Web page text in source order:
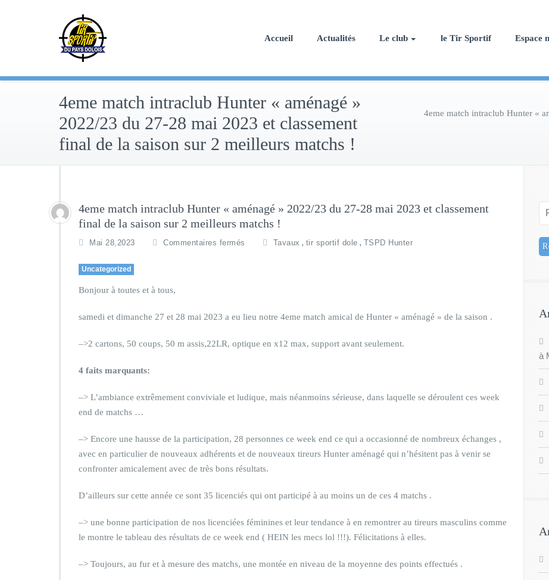
Accueil Actualités Le club le Tir Sportif Espace
4eme match intraclub Hunter « aménagé »
2022/23 du 27-28 mai 2023 et classement
final de la saison sur 2 meilleurs matchs !
4eme match intraclub Hunter «
4eme match intraclub Hunter « aménagé » 2022/23 du 27-28 mai 2023 et classement
final de la saison sur 2 meilleurs matchs !
Mai 28,2023 Commentaires fermés Tavaux , tir sportif dole , TSPD Hunter
Uncategorized
Bonjour à toutes et à tous,
samedi et dimanche 27 et 28 mai 2023 a eu lieu notre 4eme match amical de Hunter « aménagé » de la saison .
–>2 cartons, 50 coups, 50 m assis,22LR, optique en x12 max, support avant seulement.
4 faits marquants:
–> L’ambiance extrêmement conviviale et ludique, mais néanmoins sérieuse, dans laquelle se déroulent ces week
end de matchs …
–> Encore une hausse de la participation, 28 personnes ce week end ce qui a occasionné de nombreux échanges ,
avec en particulier de nouveaux adhérents et de nouveaux tireurs Hunter aménagé qui n’hésitent pas à venir se
confronter amicalement avec de très bons résultats.
D’ailleurs sur cette année ce sont 35 licenciés qui ont participé à au moins un de ces 4 matchs .
–> une bonne participation de nos licenciées féminines et leur tendance à en remontrer au tireurs masculins comme
le montre le tableau des résultats de ce week end ( HEIN les mecs lol !!!). Félicitations à elles.
–> Toujours, au fur et à mesure des matchs, une montée en niveau de la moyenne des points effectués .
à